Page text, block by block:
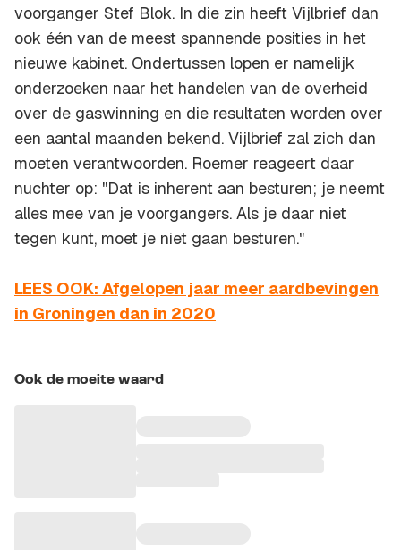
voorganger Stef Blok. In die zin heeft Vijlbrief dan
ook één van de meest spannende posities in het
nieuwe kabinet. Ondertussen lopen er namelijk
onderzoeken naar het handelen van de overheid
over de gaswinning en die resultaten worden over
een aantal maanden bekend. Vijlbrief zal zich dan
moeten verantwoorden. Roemer reageert daar
nuchter op: ''Dat is inherent aan besturen; je neemt
alles mee van je voorgangers. Als je daar niet
tegen kunt, moet je niet gaan besturen."
LEES OOK: Afgelopen jaar meer aardbevingen
in Groningen dan in 2020
Ook de moeite waard